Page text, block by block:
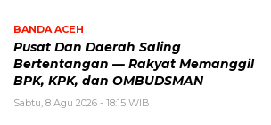
BANDA ACEH
Pusat Dan Daerah Saling
Bertentangan — Rakyat Memanggil
BPK, KPK, dan OMBUDSMAN
Sabtu, 8 Agu 2026 - 18:15 WIB